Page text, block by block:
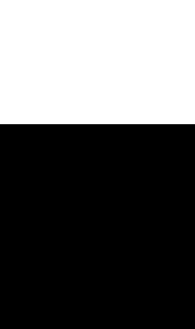
chế độ cụ thể là gia
và cải thiện sức
MARS cung cấp
đến bất cứ điểm
kháng phù hợp với
HSR007 Impulse